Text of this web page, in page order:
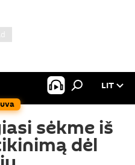
LIT
sėkme iš
dėl